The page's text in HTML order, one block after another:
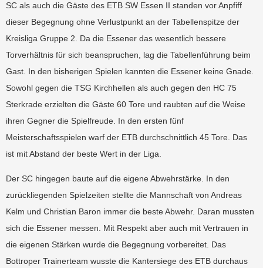
SC als auch die Gäste des ETB SW Essen II standen vor Anpfiff
dieser Begegnung ohne Verlustpunkt an der Tabellenspitze der
Kreisliga Gruppe 2. Da die Essener das wesentlich bessere
Torverhältnis für sich beanspruchen, lag die Tabellenführung beim
Gast. In den bisherigen Spielen kannten die Essener keine Gnade.
Sowohl gegen die TSG Kirchhellen als auch gegen den HC 75
Sterkrade erzielten die Gäste 60 Tore und raubten auf die Weise
ihren Gegner die Spielfreude. In den ersten fünf
Meisterschaftsspielen warf der ETB durchschnittlich 45 Tore. Das
ist mit Abstand der beste Wert in der Liga.
Der SC hingegen baute auf die eigene Abwehrstärke. In den
zurückliegenden Spielzeiten stellte die Mannschaft von Andreas
Kelm und Christian Baron immer die beste Abwehr. Daran mussten
sich die Essener messen. Mit Respekt aber auch mit Vertrauen in
die eigenen Stärken wurde die Begegnung vorbereitet. Das
Bottroper Trainerteam wusste die Kantersiege des ETB durchaus